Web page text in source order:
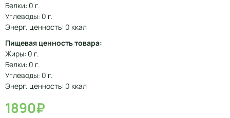
Белки: 0 г.
Углеводы: 0 г.
Энерг. ценность: 0 ккал
Пищевая ценность товара:
Жиры: 0 г.
Белки: 0 г.
Углеводы: 0 г.
Энерг. ценность: 0 ккал
1890₽